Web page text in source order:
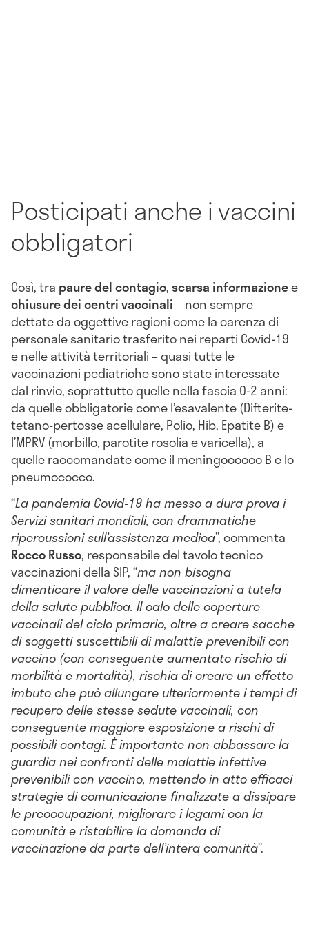
Posticipati anche i vaccini
obbligatori
Così, tra paure del contagio,scarsa informazionee
chiusure dei centri vaccinali – non sempre
dettate da oggettive ragioni come la carenza di
personale sanitario trasferito nei reparti Covid-19
e nelle attività territoriali – quasi tutte le
vaccinazioni pediatriche sono state interessate
dal rinvio, soprattutto quelle nella fascia 0-2 anni:
da quelle obbligatorie come l’esavalente (Difterite-
tetano-pertosse acellulare, Polio, Hib, Epatite B) e
l’MPRV (morbillo, parotite rosolia e varicella), a
quelle raccomandate come il meningococco B e lo
pneumococco.
“La pandemia Covid-19 ha messo a dura prova i
Servizi sanitari mondiali, con drammatiche
ripercussioni sull’assistenza medica”, commenta
Rocco Russo, responsabile del tavolo tecnico
vaccinazioni della SIP, “ma non bisogna
dimenticare il valore delle vaccinazioni a tutela
della salute pubblica. Il calo delle coperture
vaccinali del ciclo primario, oltre a creare sacche
di soggetti suscettibili di malattie prevenibili con
vaccino (con conseguente aumentato rischio di
morbilità e mortalità), rischia di creare un effetto
imbuto che può allungare ulteriormente i tempi di
recupero delle stesse sedute vaccinali, con
conseguente maggiore esposizione a rischi di
possibili contagi. È importante non abbassare la
guardia nei confronti delle malattie infettive
prevenibili con vaccino, mettendo in atto efficaci
strategie di comunicazione finalizzate a dissipare
le preoccupazioni, migliorare i legami con la
comunità e ristabilire la domanda di
vaccinazione da parte dell’intera comunità”.